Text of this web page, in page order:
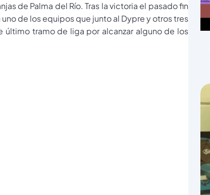
de Palma del Río. Tras la victoria el pasado fin
de los equipos que junto al Dypre y otros tres
último tramo de liga por alcanzar alguno de los